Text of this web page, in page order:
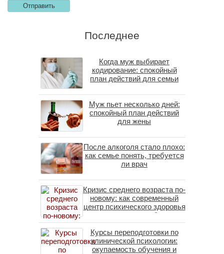
Последнее
Когда муж выбирает
кодирование: спокойный
план действий для семьи
Муж пьет несколько дней:
спокойный план действий
для жены
После алкоголя стало плохо:
как семье понять, требуется
ли врач
Кризис среднего возраста по-
новому: как современный
центр психического здоровья
помогает пересобрать
личность без таблеток
(методы ДПДГ и КПТ)
Курсы переподготовки по
клинической психологии:
окупаемость обучения и